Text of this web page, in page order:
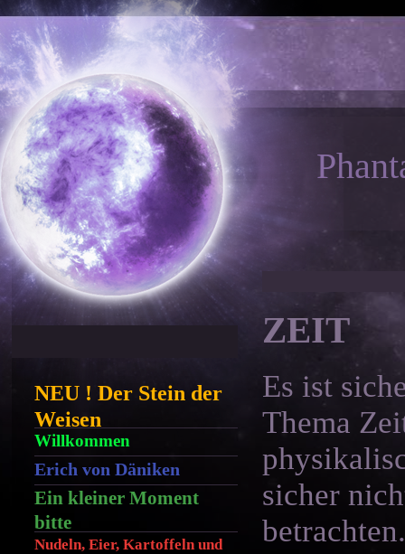
NEU ! Der Stein der
Weisen
Willkommen
Erich von Däniken
Ein kleiner Moment
bitte
Nudeln, Eier, Kartoffeln und
ZEIT
Es ist
Thema
sicher
betrachten.